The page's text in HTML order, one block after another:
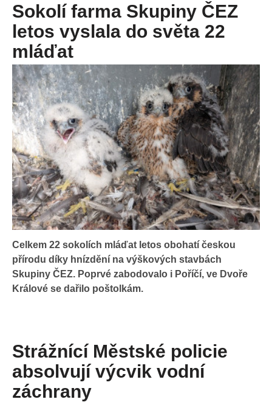
Sokolí farma Skupiny ČEZ
letos vyslala do světa 22
mláďat
Celkem 22 sokolích mláďat letos obohatí českou
přírodu díky hnízdění na výškových stavbách
Skupiny ČEZ. Poprvé zabodovalo i Poříčí, ve Dvoře
Králové se dařilo poštolkám.
Strážnící Městské policie
absolvují výcvik vodní
záchrany